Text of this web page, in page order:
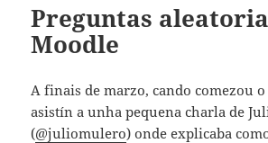
Preguntas
Moodle
A finais de marzo, cando comezou
asistín a unha pequena charla de
(@juliomulero) onde explicaba